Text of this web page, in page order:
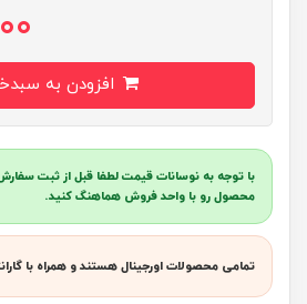
با توجه به نوسانات قیمت لطفا قبل از ثبت
محصول رو با واحد فروش هماهنگ کنید.
تمامی محصولات اورجینال هستند و همراه با